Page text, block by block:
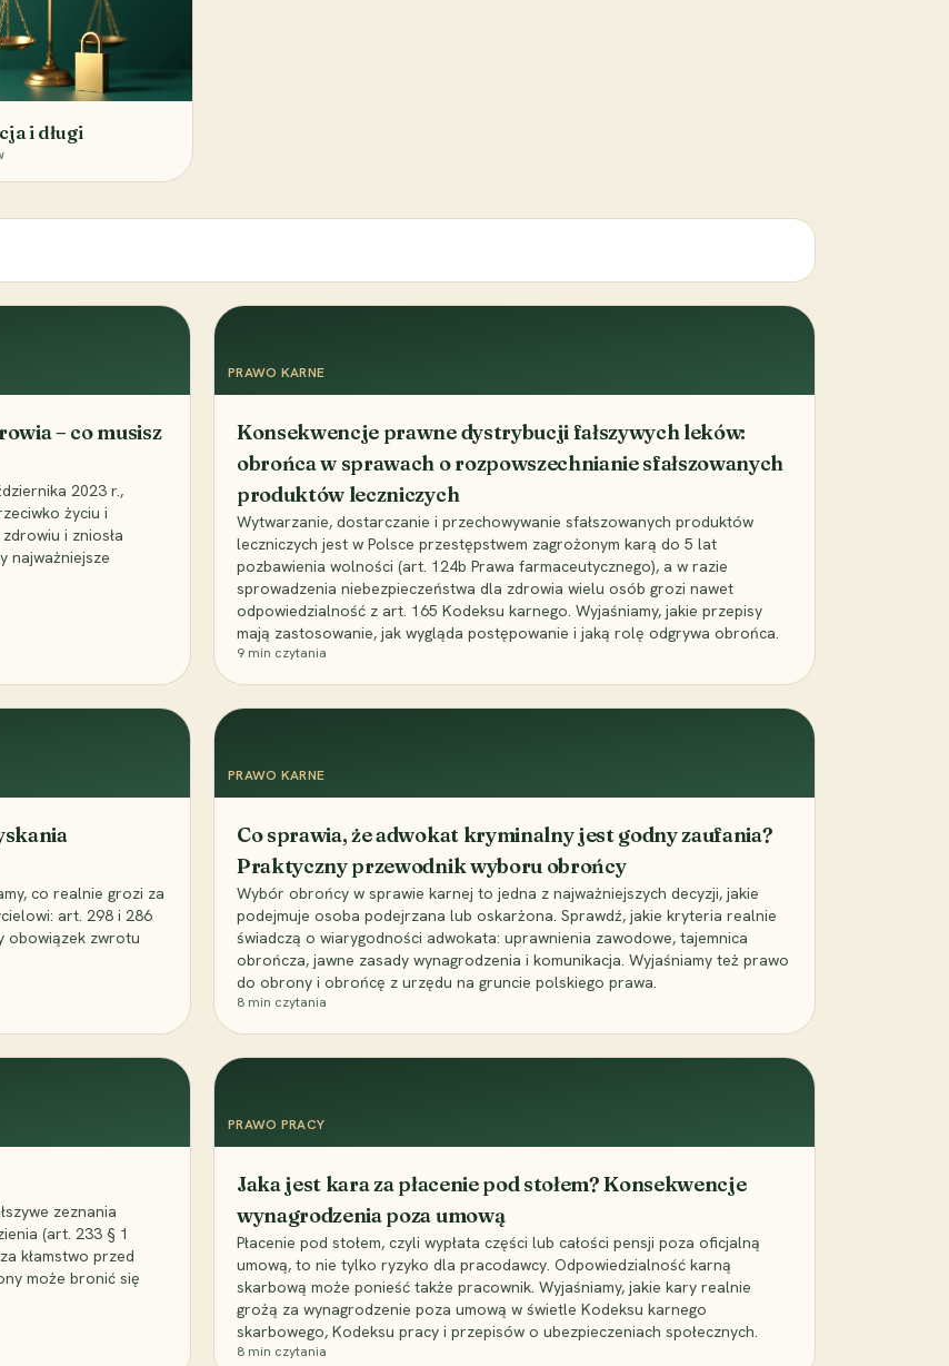
i długi
– co musisz
2023 r.,
życiu i
i zniosła
najważniejsze
PRAWO KARNE
Konsekwencje prawne dystrybucji fałszywych leków:
obrońca w sprawach o rozpowszechnianie sfałszowanych
produktów leczniczych
Wytwarzanie, dostarczanie i przechowywanie sfałszowanych produktów
leczniczych jest w Polsce przestępstwem zagrożonym karą do 5 lat
pozbawienia wolności (art. 124b Prawa farmaceutycznego), a w razie
sprowadzenia niebezpieczeństwa dla zdrowia wielu osób grozi nawet
odpowiedzialność z art. 165 Kodeksu karnego. Wyjaśniamy, jakie przepisy
mają zastosowanie, jak wygląda postępowanie i jaką rolę odgrywa obrońca.
9 min czytania
co realnie grozi za
art. 298 i 286
obowiązek zwrotu
PRAWO KARNE
Co sprawia, że adwokat kryminalny jest godny zaufania?
Praktyczny przewodnik wyboru obrońcy
Wybór obrońcy w sprawie karnej to jedna z najważniejszych decyzji, jakie
podejmuje osoba podejrzana lub oskarżona. Sprawdź, jakie kryteria realnie
świadczą o wiarygodności adwokata: uprawnienia zawodowe, tajemnica
obrończa, jawne zasady wynagrodzenia i komunikacja. Wyjaśniamy też prawo
do obrony i obrońcę z urzędu na gruncie polskiego prawa.
8 min czytania
zeznania
(art. 233 § 1
kłamstwo przed
może bronić się
PRAWO PRACY
Jaka jest kara za płacenie pod stołem? Konsekwencje
wynagrodzenia poza umową
Płacenie pod stołem, czyli wypłata części lub całości pensji poza oficjalną
umową, to nie tylko ryzyko dla pracodawcy. Odpowiedzialność karną
skarbową może ponieść także pracownik. Wyjaśniamy, jakie kary realnie
grożą za wynagrodzenie poza umową w świetle Kodeksu karnego
skarbowego, Kodeksu pracy i przepisów o ubezpieczeniach społecznych.
8 min czytania